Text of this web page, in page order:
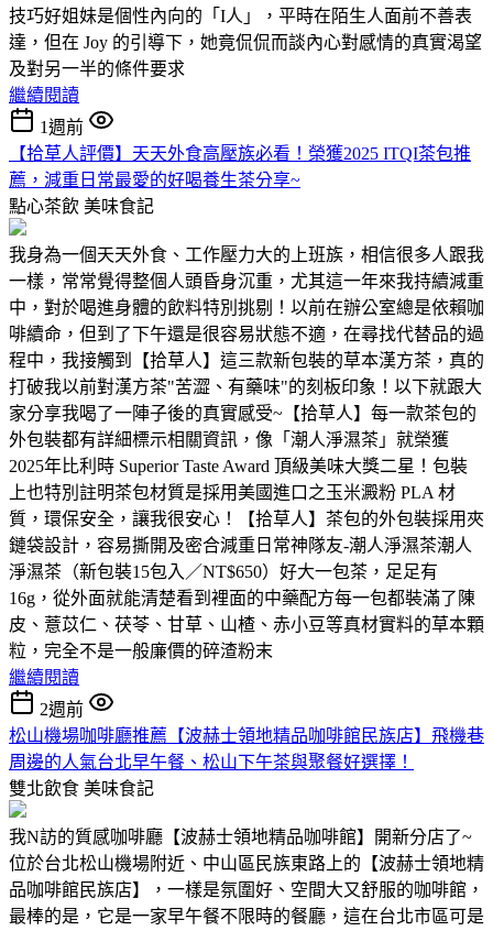
技巧好姐妹是個性內向的「I人」，平時在陌生人面前不善表
達，但在 Joy 的引導下，她竟侃侃而談內心對感情的真實渴望
及對另一半的條件要求
繼續閱讀
1週前
【拾草人評價】天天外食高壓族必看！榮獲2025 ITQI茶包推
薦，減重日常最愛的好喝養生茶分享~
點心茶飲 美味食記
我身為一個天天外食、工作壓力大的上班族，相信很多人跟我
一樣，常常覺得整個人頭昏身沉重，尤其這一年來我持續減重
中，對於喝進身體的飲料特別挑剔！以前在辦公室總是依賴咖
啡續命，但到了下午還是很容易狀態不適，在尋找代替品的過
程中，我接觸到【拾草人】這三款新包裝的草本漢方茶，真的
打破我以前對漢方茶"苦澀、有藥味"的刻板印象！以下就跟大
家分享我喝了一陣子後的真實感受~【拾草人】每一款茶包的
外包裝都有詳細標示相關資訊，像「潮人淨濕茶」就榮獲
2025年比利時 Superior Taste Award 頂級美味大獎二星！包裝
上也特別註明茶包材質是採用美國進口之玉米澱粉 PLA 材
質，環保安全，讓我很安心！【拾草人】茶包的外包裝採用夾
鏈袋設計，容易撕開及密合減重日常神隊友-潮人淨濕茶潮人
淨濕茶（新包裝15包入／NT$650）好大一包茶，足足有
16g，從外面就能清楚看到裡面的中藥配方每一包都裝滿了陳
皮、薏苡仁、茯苓、甘草、山楂、赤小豆等真材實料的草本顆
粒，完全不是一般廉價的碎渣粉末
繼續閱讀
2週前
松山機場咖啡廳推薦【波赫士領地精品咖啡館民族店】飛機巷
周邊的人氣台北早午餐、松山下午茶與聚餐好選擇！
雙北飲食 美味食記
我N訪的質感咖啡廳【波赫士領地精品咖啡館】開新分店了~
位於台北松山機場附近、中山區民族東路上的【波赫士領地精
品咖啡館民族店】，一樣是氛圍好、空間大又舒服的咖啡館，
最棒的是，它是一家早午餐不限時的餐廳，這在台北市區可是